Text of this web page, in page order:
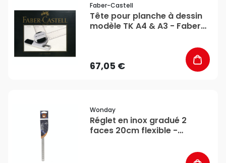
Faber-Castell
Tête pour planche à dessin
modèle TK A4 & A3 - Faber-
67,05 €
Wonday
Réglet en inox gradué 2
faces 20cm flexible -